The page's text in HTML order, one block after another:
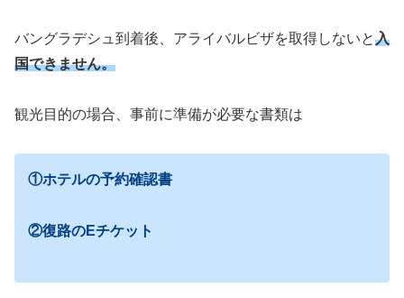
バングラデシュ到着後、アライバルビザを取得しないと入
国できません。
観光目的の場合、事前に準備が必要な書類は
①ホテルの予約確認書
②復路のEチケット